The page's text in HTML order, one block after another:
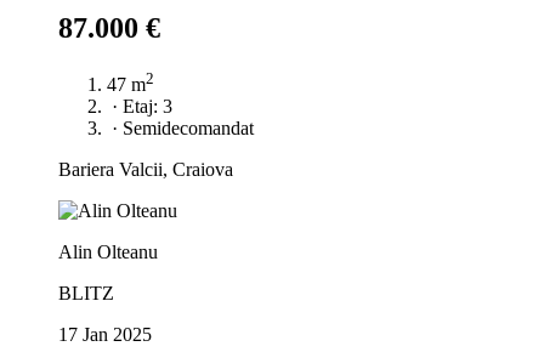
87.000 €
47 m2
· Etaj: 3
· Semidecomandat
Bariera Valcii, Craiova
Alin Olteanu
BLITZ
17 Jan 2025